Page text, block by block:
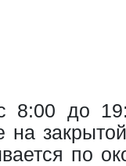
до
по